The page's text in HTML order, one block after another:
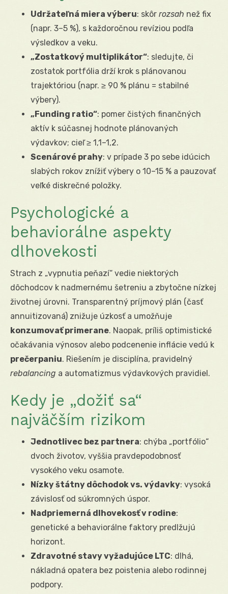
Udržateľná miera výberu: skôr rozsah než fix
(napr. 3–5 %), s každoročnou revíziou podľa
výsledkov a veku.
„Zostatkový multiplikátor“: sledujte, či
zostatok portfólia drží krok s plánovanou
trajektóriou (napr. ≥ 90 % plánu = stabilné
výbery).
„Funding ratio“: pomer čistých finančných
aktív k súčasnej hodnote plánovaných
výdavkov; cieľ ≥ 1,1–1,2.
Scenárové prahy: v prípade 3 po sebe idúcich
slabých rokov znížiť výbery o 10–15 % a pauzovať
veľké diskrečné položky.
Psychologické a
behaviorálne aspekty
dlhovekosti
Strach z „vypnutia peňazí“ vedie niektorých
dôchodcov k nadmernému šetreniu a zbytočne nízkej
životnej úrovni. Transparentný príjmový plán (časť
annuitizovaná) znižuje úzkosť a umožňuje
konzumovať primerane. Naopak, príliš optimistické
očakávania výnosov alebo podcenenie inflácie vedú k
prečerpaniu. Riešením je disciplína, pravidelný
rebalancing a automatizmus výdavkových pravidiel.
Kedy je „dožiť sa“
najväčším rizikom
Jednotlivec bez partnera: chýba „portfólio“
dvoch životov, vyššia pravdepodobnosť
vysokého veku osamote.
Nízky štátny dôchodok vs. výdavky: vysoká
závislosť od súkromných úspor.
Nadpriemerná dlhovekosť v rodine:
genetické a behaviorálne faktory predlžujú
horizont.
Zdravotné stavy vyžadujúce LTC: dlhá,
nákladná opatera bez poistenia alebo rodinnej
podpory.